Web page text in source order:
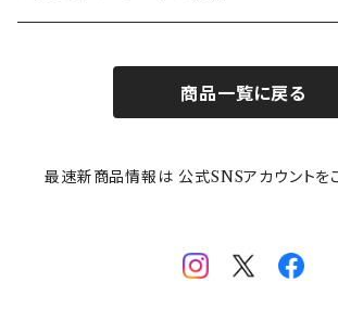
mofusand（モフサンド）
mofsand×日比谷花壇
HANAE MORI(ハナエモリ)
THE BEATLES(ザ・ビートルズ)
隅切り重箱
メイメイウェア
SoSo(ソソ）
商品一覧に戻る
最速新商品情報は 公式SNSアカウントを